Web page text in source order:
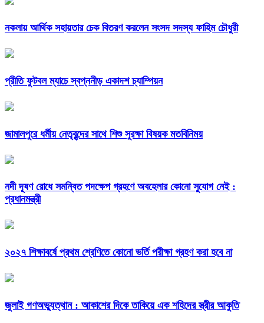
নকলায় আর্থিক সহায়তার চেক বিতরণ করলেন সংসদ সদস্য ফাহিম চৌধুরী
প্রীতি ফুটবল ম্যাচে স্বপ্ননীড় একাদশ চ্যাম্পিয়ন
জামালপুরে ধর্মীয় নেতৃবৃন্দের সাথে শিশু সুরক্ষা বিষয়ক মতবিনিময়
নদী দূষণ রোধে সমন্বিত পদক্ষেপ গ্রহণে অবহেলার কোনো সুযোগ নেই :
প্রধানমন্ত্রী
২০২৭ শিক্ষাবর্ষে প্রথম শ্রেণিতে কোনো ভর্তি পরীক্ষা গ্রহণ করা হবে না
জুলাই গণঅভ্যুত্থান : আকাশের দিকে তাকিয়ে এক শহিদের স্ত্রীর আকুতি